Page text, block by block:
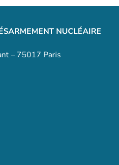
NUCLÉAIRE
– 75017 Paris